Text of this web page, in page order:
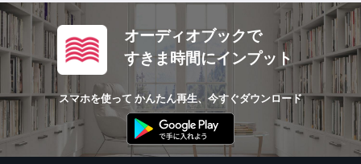
強く優秀なビジネスリーダーとして大きな志を持って前進
していけば、
あなたを慕い、まっすぐな志を持った部下たちに囲まれ、
大きな成果にも近づくことができるでしょう。
オーディオブックで
すきま時間にインプット
スマホを使って かんたん再生、今すぐダウンロード